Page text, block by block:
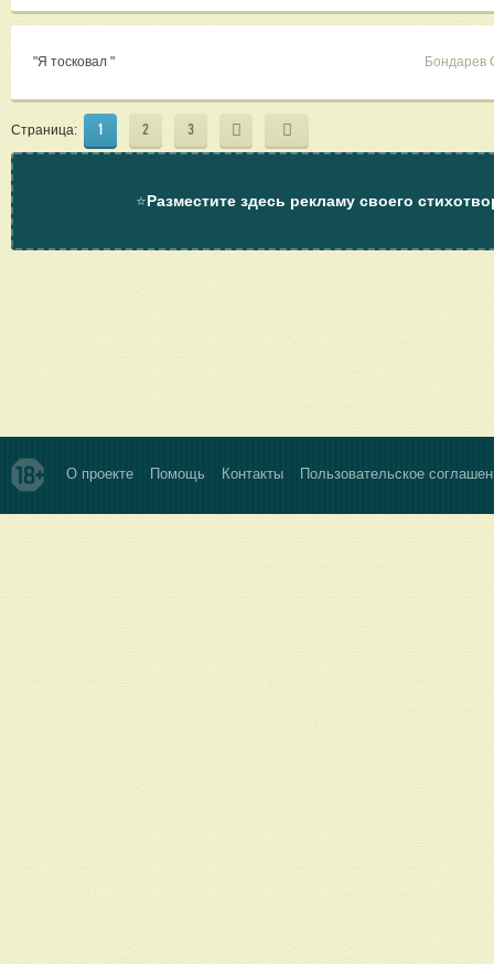
"Я тосковал " Бондарев
Страница: 1 2 3
⭐Разместите здесь рекламу своего
О проекте Помощь Контакты Пользовательское